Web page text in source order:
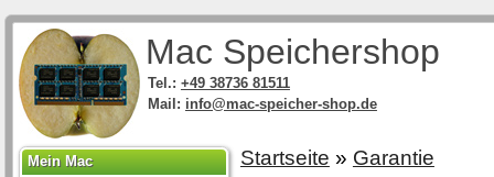
Startseite » Garantie
Mein Mac
Mac Speichershop
Tel.: +49 38736 81511
Mail: info@mac-speicher-shop.de